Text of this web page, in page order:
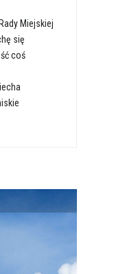
Miejskiej
się
coś